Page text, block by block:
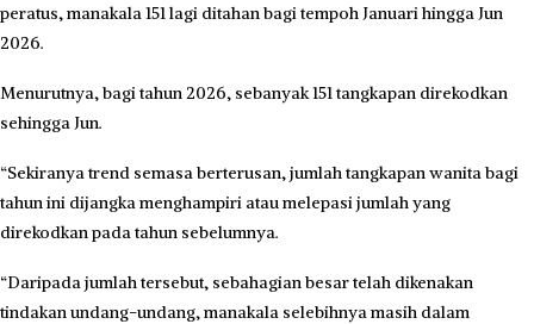
peratus, manakala 151 lagi ditahan bagi tempoh Januari hingga Jun
2026.
Menurutnya, bagi tahun 2026, sebanyak 151 tangkapan direkodkan
sehingga Jun.
“Sekiranya trend semasa berterusan, jumlah tangkapan wanita bagi
tahun ini dijangka menghampiri atau melepasi jumlah yang
direkodkan pada tahun sebelumnya.
“Daripada jumlah tersebut, sebahagian besar telah dikenakan
tindakan undang-undang, manakala selebihnya masih dalam